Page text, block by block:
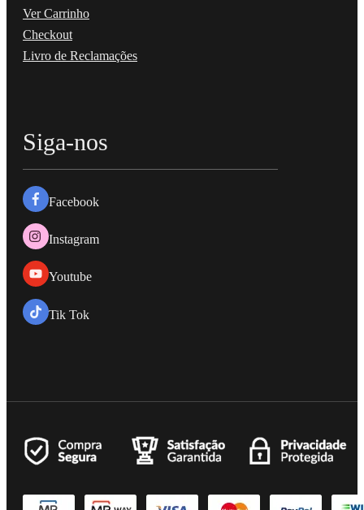
Ver Carrinho
Checkout
Livro de Reclamações
Siga-nos
Facebook
Instagram
Youtube
Tik Tok